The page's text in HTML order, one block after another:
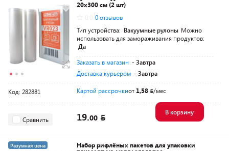
20х300 см (2 шт)
0 отзывов
Тип устройства: Вакуумные рулоны Можно
использовать для замораживания продуктов:
Да
Заказать в магазин - Завтра
Доставка курьером - Завтра
Код: 282881 Картой рассрочкиот 1,58 /мес
Сравнить 19.00
В корзину
Разумная цена
Набор рифлёных пакетов для упаковки